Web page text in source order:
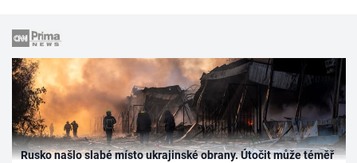
Rusko našlo slabé místo ukrajinské obrany. Útočit může téměř